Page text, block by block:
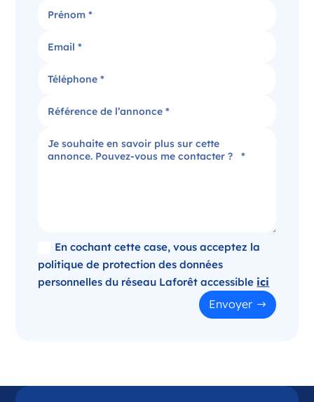
Plus d'infos
Candidater
Agence immobilière dans le Puy-de-Dôme
France
Opportunité d’ouverture à Panazol
En cochant cette case, vous acceptez la
politique de protection des données
personnelles du réseau Laforêt accessible ici
Envoyer